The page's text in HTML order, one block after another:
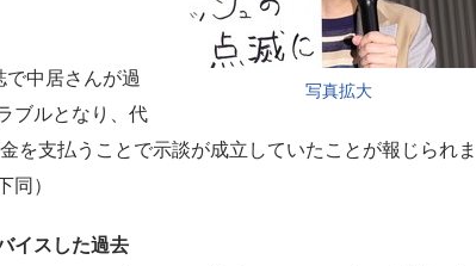
写真拡大
で中居さんが過
ブルとなり、代
を支払うことで示談が成立していたことが報じられま
同）
イスした過去